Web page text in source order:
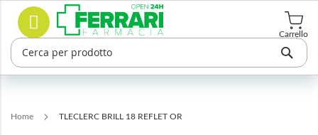
Salta
contenuto
Carrello
Cerca
Home TLECLERC BRILL 18 REFLET OR